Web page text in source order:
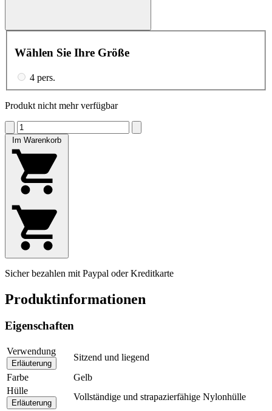
Wählen Sie Ihre Größe
4 pers.
Produkt nicht mehr verfügbar
Im Warenkorb
Sicher bezahlen mit Paypal oder Kreditkarte
Produktinformationen
Eigenschaften
Verwendung
Erläuterung
Sitzend und liegend
Farbe
Gelb
Hülle
Erläuterung
Vollständige und strapazierfähige Nylonhülle